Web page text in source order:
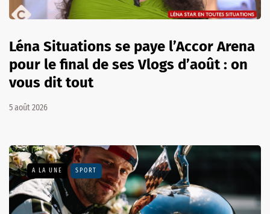
Léna Situations se paye l’Accor Arena
pour le final de ses Vlogs d’août : on
vous dit tout
5 août 2026
A LA UNE SPORT